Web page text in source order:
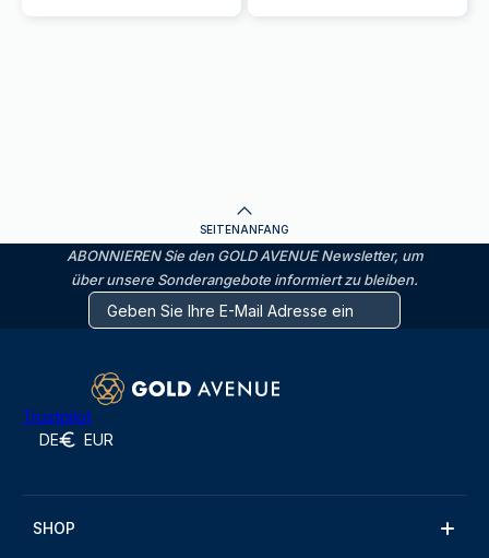
SEITENANFANG
ABONNIEREN Sie den GOLD AVENUE Newsletter, um
über unsere Sonderangebote informiert zu bleiben.
Trustpilot
DE EUR
SHOP